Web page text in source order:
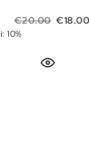
€20.00 Il
€18.00
10%